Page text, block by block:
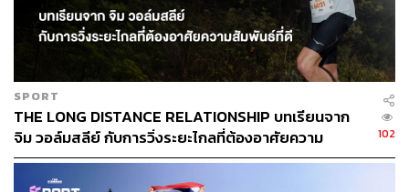
โดยเฉพาะกับความกังวลในเรื่องของศักยภาพทีมที่จะแข่งขัน
กับคู่ต่อสู้ในฤดูกาลหน้า และโอกาสที่อาจเสียไปเปล่าๆ เป็น
เวลา 1 ปีหากไม่ได้นักเตะระดับเพชรยอดมงกุฎรายนี้มาร่วม
ทีม
เพราะหากปล่อยไปถึงปีหน้า คราวนี้พวกเขาอาจไม่ใช่ทีม
เดียวที่อยากได้สตาร์จอมเลื้อยรายนี้แล้วก็เป็นได้
SPORT
THE LONG DISTANCE RELATIONSHIP บทเรียนจาก
จิม วอล์มสลีย์ กับการวิ่งระยะไกลที่ต้องอาศัยความ
สัมพันธ์ที่ดี
102